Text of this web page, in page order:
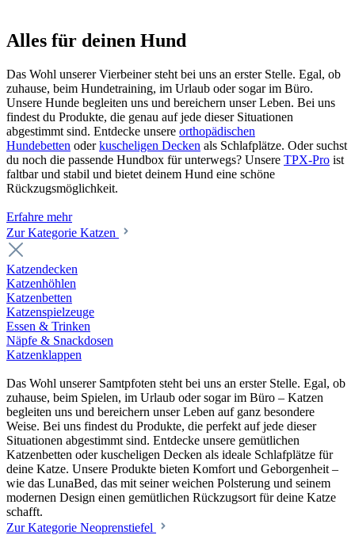
Alles für deinen Hund
Das Wohl unserer Vierbeiner steht bei uns an erster Stelle. Egal, ob
zuhause, beim Hundetraining, im Urlaub oder sogar im Büro.
Unsere Hunde begleiten uns und bereichern unser Leben. Bei uns
findest du Produkte, die genau auf jede dieser Situationen
abgestimmt sind. Entdecke unsere orthopädischen
Hundebetten oderkuscheligen Decken als Schlafplätze. Oder suchst
du noch die passende Hundbox für unterwegs? Unsere TPX-Pro ist
faltbar und stabil und bietet deinem Hund eine schöne
Rückzugsmöglichkeit.
Erfahre mehr
Zur Kategorie Katzen
Katzendecken
Katzenhöhlen
Katzenbetten
Katzenspielzeuge
Essen & Trinken
Näpfe & Snackdosen
Katzenklappen
Das Wohl unserer Samtpfoten steht bei uns an erster Stelle. Egal, ob
zuhause, beim Spielen, im Urlaub oder sogar im Büro – Katzen
begleiten uns und bereichern unser Leben auf ganz besondere
Weise. Bei uns findest du Produkte, die perfekt auf jede dieser
Situationen abgestimmt sind. Entdecke unsere gemütlichen
Katzenbetten oder kuscheligen Decken als ideale Schlafplätze für
deine Katze. Unsere Produkte bieten Komfort und Geborgenheit –
wie das LunaBed, das mit seiner weichen Polsterung und seinem
modernen Design einen gemütlichen Rückzugsort für deine Katze
schafft.
Zur Kategorie Neoprenstiefel